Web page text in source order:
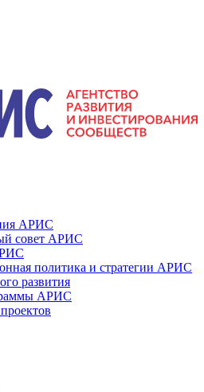
АРИС
совет АРИС
политика и стратегии АРИС
развития
АРИС